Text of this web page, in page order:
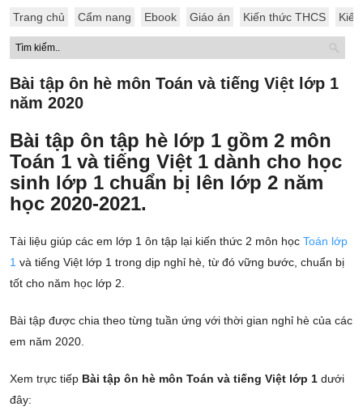
Trang chủ Cẩm nang Ebook Giáo án Kiến thức THCS
Bài tập ôn hè môn Toán và tiếng Việt lớp 1
năm 2020
Bài tập ôn tập hè lớp 1 gồm 2 môn
Toán 1 và tiếng Việt 1 dành cho học
sinh lớp 1 chuẩn bị lên lớp 2 năm
học 2020-2021.
Tài liệu giúp các em lớp 1 ôn tập lại kiến thức 2 môn học Toán lớp
1 và tiếng Việt lớp 1 trong dịp nghỉ hè, từ đó vững bước, chuẩn bị
tốt cho năm học lớp 2.
Bài tập được chia theo từng tuần ứng với thời gian nghỉ hè của các
em năm 2020.
Xem trực tiếp Bài tập ôn hè môn Toán và tiếng Việt lớp 1 dưới
đây: